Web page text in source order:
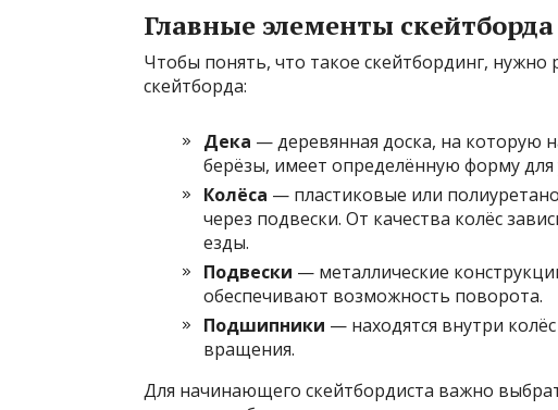
Главные элементы скейтборда
Чтобы понять, что такое скейтбординг,
скейтборда:
Дека — деревянная доска, на которую
берёзы, имеет определённую форму для
Колёса — пластиковые или
через подвески. От качества колёс
езды.
Подвески — металлические
обеспечивают возможность поворота.
Подшипники — находятся внутри
вращения.
Для начинающего скейтбордиста важно